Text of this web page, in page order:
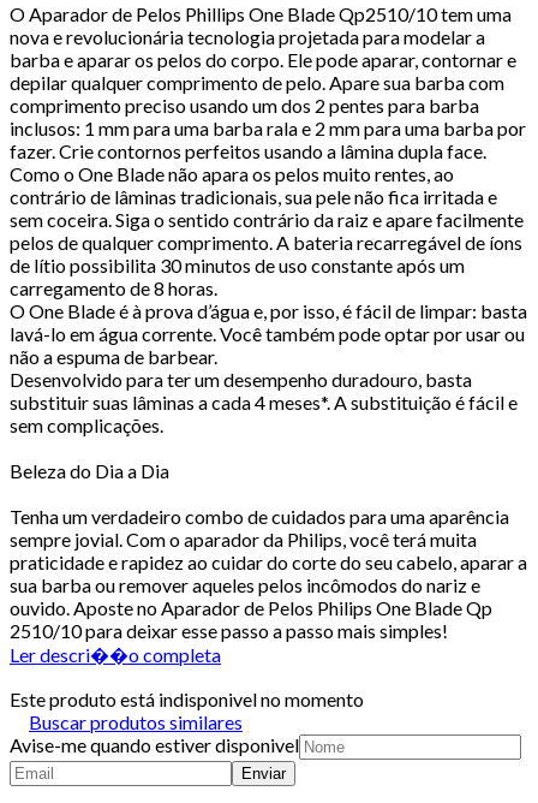
O Aparador de Pelos Phillips One Blade Qp2510/10 tem uma
nova e revolucionária tecnologia projetada para modelar a
barba e aparar os pelos do corpo. Ele pode aparar, contornar e
depilar qualquer comprimento de pelo. Apare sua barba com
comprimento preciso usando um dos 2 pentes para barba
inclusos: 1 mm para uma barba rala e 2 mm para uma barba por
fazer. Crie contornos perfeitos usando a lâmina dupla face.
Como o One Blade não apara os pelos muito rentes, ao
contrário de lâminas tradicionais, sua pele não fica irritada e
sem coceira. Siga o sentido contrário da raiz e apare facilmente
pelos de qualquer comprimento. A bateria recarregável de íons
de lítio possibilita 30 minutos de uso constante após um
carregamento de 8 horas.
O One Blade é à prova d’água e, por isso, é fácil de limpar: basta
lavá-lo em água corrente. Você também pode optar por usar ou
não a espuma de barbear.
Desenvolvido para ter um desempenho duradouro, basta
substituir suas lâminas a cada 4 meses*. A substituição é fácil e
sem complicações.
Beleza do Dia a Dia
Tenha um verdadeiro combo de cuidados para uma aparência
sempre jovial. Com o aparador da Philips, você terá muita
praticidade e rapidez ao cuidar do corte do seu cabelo, aparar a
sua barba ou remover aqueles pelos incômodos do nariz e
ouvido. Aposte no Aparador de Pelos Philips One Blade Qp
2510/10 para deixar esse passo a passo mais simples!
Ler descri��o completa
Este produto está indisponivel no momento
Buscar produtos similares
Avise-me quando estiver disponivel
Enviar